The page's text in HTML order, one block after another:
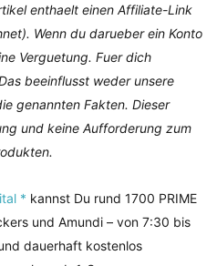
enthaelt einen Affiliate-Link
Wenn du darueber ein Konto
Verguetung. Fuer dich
beeinflusst weder unsere
genannten Fakten. Dieser
und keine Aufforderung zum
* kannst Du rund 1700 PRIME
und Amundi – von 7:30 bis
dauerhaft kostenlos